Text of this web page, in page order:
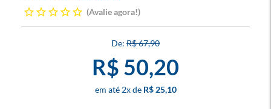
Avalie agora!
R$ 67,90
R$ 50,20
2x R$ 25,10